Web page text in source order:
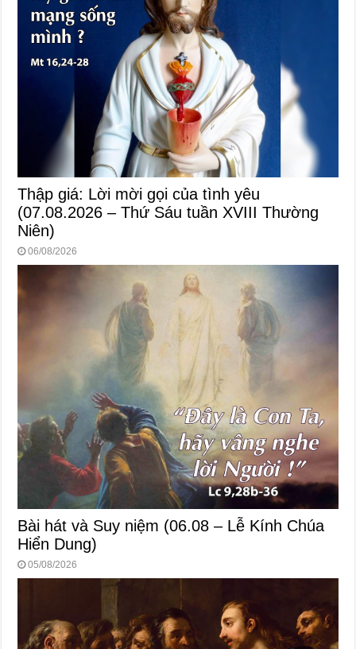
Thập giá: Lời mời gọi của tình yêu
(07.08.2026 – Thứ Sáu tuần XVIII Thường
Niên)
06/08/2026
Bài hát và Suy niệm (06.08 – Lễ Kính Chúa
Hiển Dung)
05/08/2026